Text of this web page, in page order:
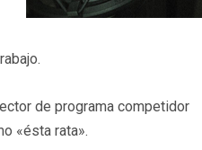
de programa competidor
«ésta rata».